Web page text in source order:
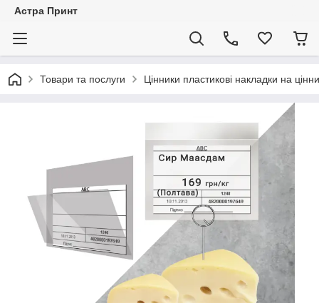
Астра Принт
Товари та послуги Цінники пластикові накладки на